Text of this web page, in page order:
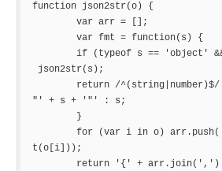
function json2str(o) {
json2str(s);
"' + s + '"' : s;
t(o[i]));